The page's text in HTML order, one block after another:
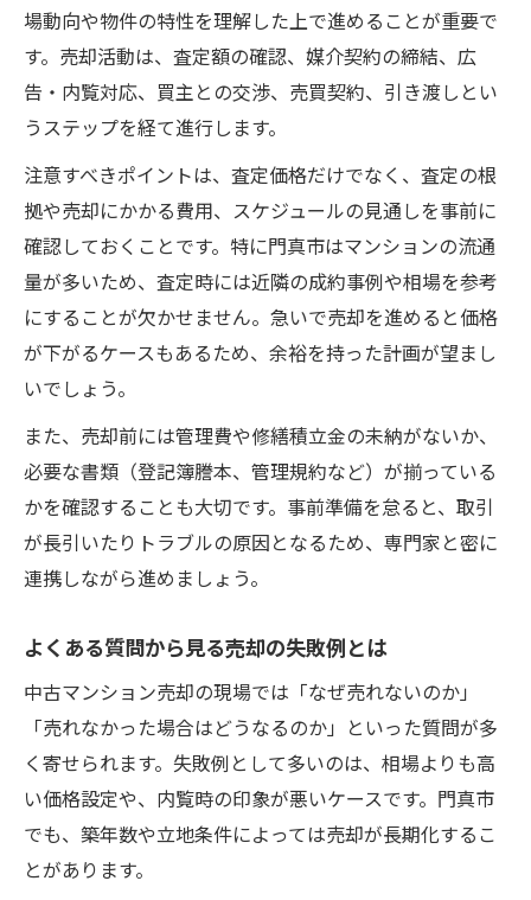
資産価値と築年数の関係性を理解しよう
築古マンション売却時のリフォーム検討点
門真市で中古マンション売却の注意点とは
門真市特有の中古マンション売却事情とは
周辺環境が売却に与える影響と対策
中古マンション売却で重要な地域情報の確
認
門真市の市場動向と売却時期の見極め方
管理費や修繕積立金の説明ポイント
売れない場合の中古マンション対策術
方
売れない理由を分析し戦略を再検討しよう
価格設定変更が中古マンション売却に与え
る効果
売れなかったら選択できる手放し方法
資産価値維持に重要な売却ポイント解説
中古マンション売却時の資産価値評価軸
売却前リフォームの資産価値への影響
大阪で資産価値が下がりにくいポイント
将来性ある中古マンション売却の条件
場動向や物件の特性を理解した上で進めることが重要で
す。売却活動は、査定額の確認、媒介契約の締結、広
告・内覧対応、買主との交渉、売買契約、引き渡しとい
うステップを経て進行します。
注意すべきポイントは、査定価格だけでなく、査定の根
拠や売却にかかる費用、スケジュールの見通しを事前に
確認しておくことです。特に門真市はマンションの流通
量が多いため、査定時には近隣の成約事例や相場を参考
にすることが欠かせません。急いで売却を進めると価格
が下がるケースもあるため、余裕を持った計画が望まし
いでしょう。
また、売却前には管理費や修繕積立金の未納がないか、
必要な書類（登記簿謄本、管理規約など）が揃っている
かを確認することも大切です。事前準備を怠ると、取引
が長引いたりトラブルの原因となるため、専門家と密に
連携しながら進めましょう。
よくある質問から見る売却の失敗例とは
中古マンション売却の現場では「なぜ売れないのか」
「売れなかった場合はどうなるのか」といった質問が多
く寄せられます。失敗例として多いのは、相場よりも高
い価格設定や、内覧時の印象が悪いケースです。門真市
でも、築年数や立地条件によっては売却が長期化するこ
とがあります。